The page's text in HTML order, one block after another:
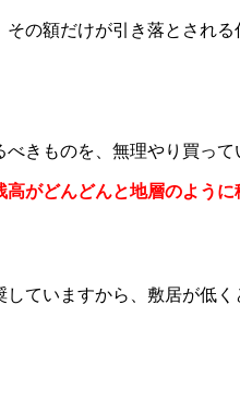
の額だけが引き落とされる
きものを、無理やり買って
がどんどんと地層のよう
ていますから、敷居が低